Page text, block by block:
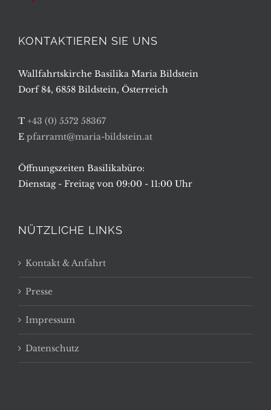
KONTAKTIEREN SIE UNS
Wallfahrtskirche Basilika Maria Bildstein
Dorf 84, 6858 Bildstein, Österreich
T +43 (0) 5572 58367
E pfarramt@maria-bildstein.at
Öffnungszeiten Basilikabüro:
Dienstag - Freitag von 09:00 - 11:00 Uhr
NÜTZLICHE LINKS
Kontakt & Anfahrt
Presse
Impressum
Datenschutz